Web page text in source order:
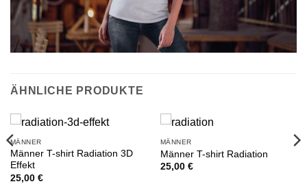
ÄHNLICHE PRODUKTE
MÄNNER
Männer T-shirt Radiation 3D
Effekt
25,00 €
MÄNNER
Männer T-shirt Radiation
25,00 €